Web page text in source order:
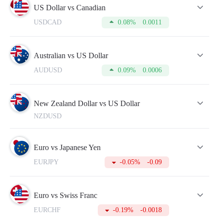
средств в качества залога при открытии
сделки.Использовать эту сумму можно только после
закрытия сделки.
направлении.
Помимо этого, в таблице указаны актуальные котировки
Buy и Sell, меняющиеся в режиме реального времени.
Для совершения более успешных сделок, не забывайте
минут.
US Dollar vs Canadian
USDCAD 0.08% 0.0011
Australian vs US Dollar
AUDUSD 0.09% 0.0006
New Zealand Dollar vs US Dollar
NZDUSD
Euro vs Japanese Yen
EURJPY -0.05% -0.09
Euro vs Swiss Franc
EURCHF -0.19% -0.0018